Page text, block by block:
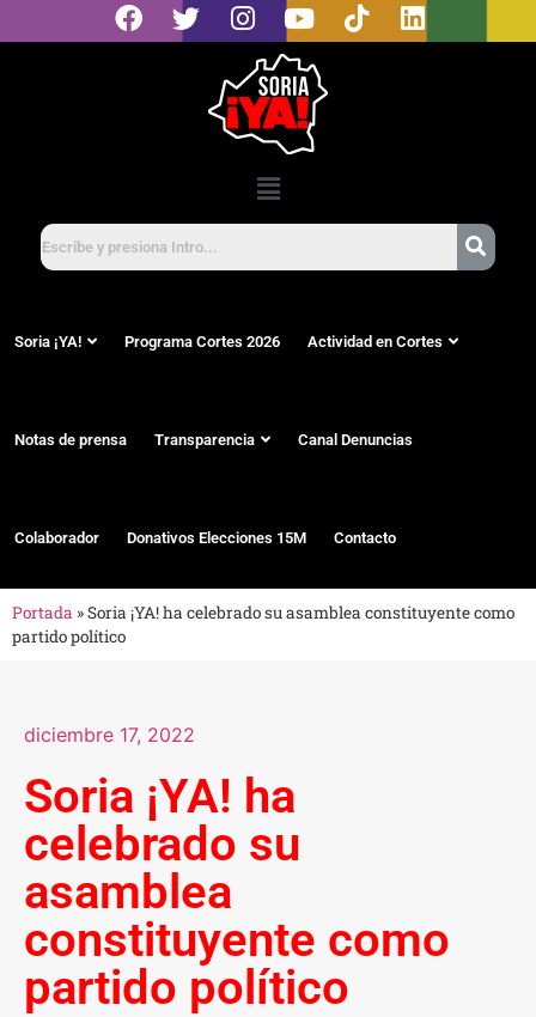
Soria ¡YA! Programa Cortes 2026 Actividad en Cortes
Notas de prensa Transparencia Canal Denuncias
Colaborador Donativos Elecciones 15M Contacto
Portada »Soria ¡YA! ha celebrado su asamblea constituyente como
partido político
diciembre 17, 2022
Soria ¡YA! ha
celebrado su
asamblea
constituyente como
partido político